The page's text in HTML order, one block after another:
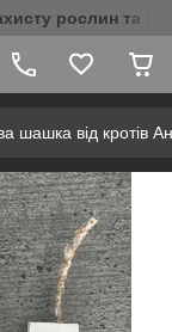
рослин та
шашка від кротів